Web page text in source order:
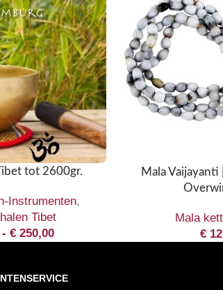
tot 2600gr.
Instrumenten,
Tibet
- €250,00
Mala Vaijayanti
Mala
€